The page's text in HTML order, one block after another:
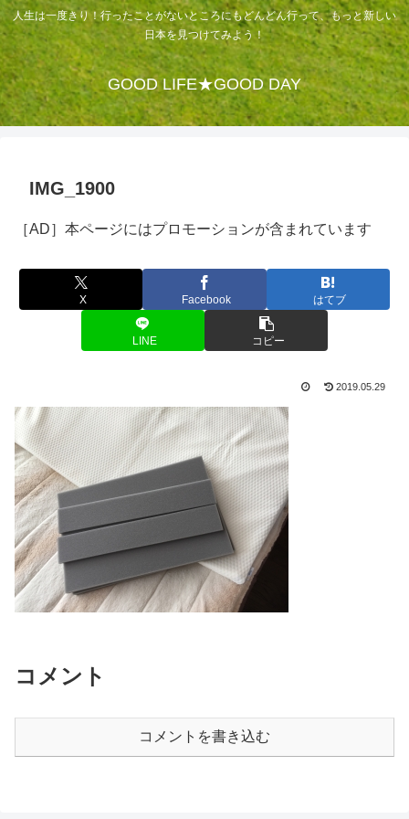
人生は一度きり！行ったことがないところにもどんどん行って、もっと新しい
日本を見つけてみよう！
GOOD LIFE★GOOD DAY
IMG_1900
［AD］本ページにはプロモーションが含まれています
X Facebook はてブ
LINE コピー
2019.05.29
コメント
コメントを書き込む